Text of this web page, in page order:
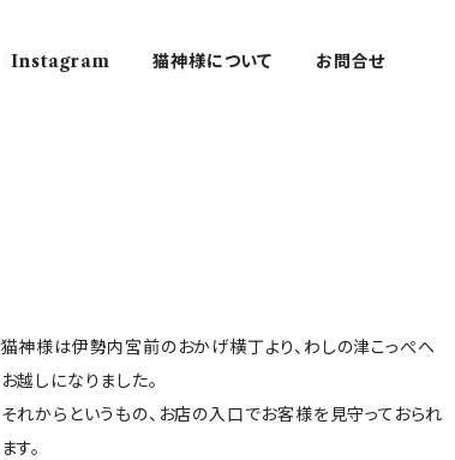
Instagram 猫神様について お問合せ
猫神様は伊勢内宮前のおかげ横丁より、わしの津こっぺへ
お越しになりました。
それからというもの、お店の入口でお客様を見守っておられ
ます。